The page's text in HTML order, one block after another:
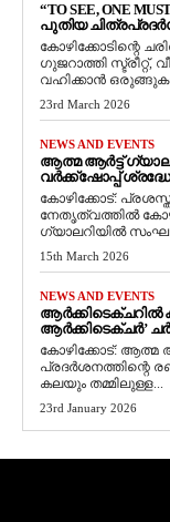
“TO SEE, ONE
പുതിയ
കോഴിക്കോടിന്റെ
ഗുജറാത്തി സ്ട്രീറ്റ്,
വഹിക്കാൻ
23rd March 2026
NEWS AND EVENTS
ആത്മ ആർട്ട്
വർക്ക്‌ഷോപ്പ്
കോഴിക്കോട്:
നേതൃത്വത്തിൽ
ഗ്യാലറിയിൽ
15th March 2026
NEWS AND EVENTS
ആർക്കിടെക്ചർ’
​കോഴിക്കോട്: ആത്മ
പ്രദർശനത്തിന്റെ
കലയും തമ്മിലുള്ള...
23rd January 2026